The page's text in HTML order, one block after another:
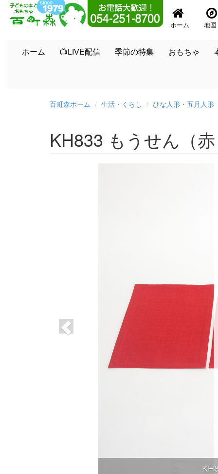
ホーム 地図
ホーム 📺LIVE配信 季節の特集 おもちゃ
百町森ホーム 生活・くらし ひな人形・五月人形
KH833 もうせん（